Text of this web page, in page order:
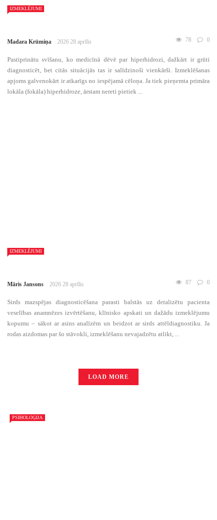
IZMEKLĒJUMI
Madara Krūmiņa 2026 28 aprīlis 78 0
Pastiprinātu svīšanu, ko medicīnā dēvē par hiperhidrozi, dažkārt ir grūti
diagnosticēt, bet citās situācijās tas ir salīdzinoši vienkārši. Izmeklēšanas
apjoms galvenokārt ir atkarīgs no iespējamā cēloņa. Ja tiek pieņemta primāra
lokāla (fokāla) hiperhidroze, ārstam nereti pietiek ...
IZMEKLĒJUMI
Māris Jansons 2026 28 aprīlis 87 0
Sirds mazspējas diagnosticēšana parasti balstās uz detalizētu pacienta
veselības anamnēzes izvērtēšanu, klīnisko apskati un dažādu izmeklējumu
kopumu – sākot ar asins analīzēm un beidzot ar sirds attēldiagnostiku. Ja
rodas aizdomas par šo stāvokli, izmeklēšanu nevajadzētu atlikt, ...
LOAD MORE
PSIHOLOĢIJA